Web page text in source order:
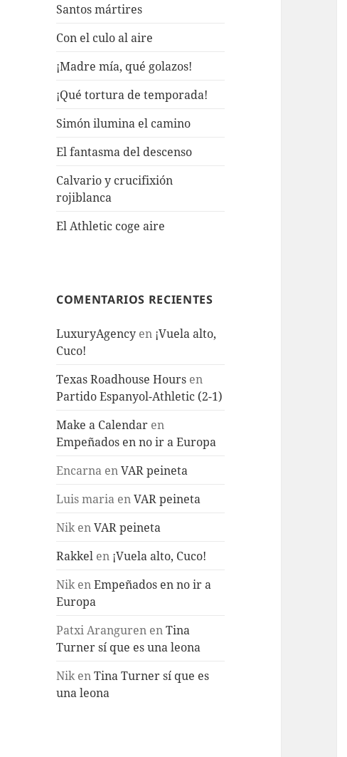
Santos mártires
Con el culo al aire
¡Madre mía, qué golazos!
¡Qué tortura de temporada!
Simón ilumina el camino
El fantasma del descenso
Calvario y crucifixión
rojiblanca
El Athletic coge aire
COMENTARIOS RECIENTES
LuxuryAgency en ¡Vuela alto,
Cuco!
Texas Roadhouse Hours en
Partido Espanyol-Athletic (2-1)
Make a Calendar en
Empeñados en no ir a Europa
Encarna enVAR peineta
Luis maria enVAR peineta
NikenVAR peineta
Rakkel en ¡Vuela alto, Cuco!
NikenEmpeñados en no ir a
Europa
Patxi Aranguren enTina
Turner sí que es una leona
NikenTina Turner sí que es
una leona